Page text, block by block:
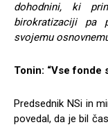
dohodnini, ki
birokratizaciji pa
svojemu
Tonin: “Vse fonde
Predsednik NSi in
povedal, da je bil